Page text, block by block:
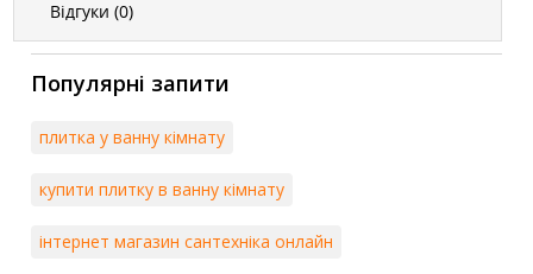
Відгуки (0)
Популярні запити
плитка у ванну кімнату
купити плитку в ванну кімнату
інтернет магазин сантехніка онлайн